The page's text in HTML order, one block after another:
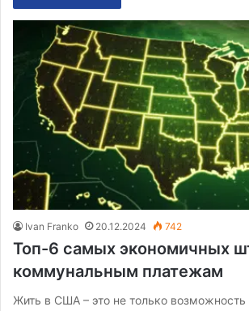
Ivan Franko 20.12.2024 742
Топ-6 самых экономичных
коммунальным платежам
Жить в США – это не только возможность